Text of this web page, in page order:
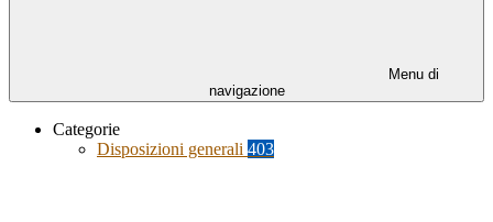
Menu di
navigazione
Categorie
Disposizioni generali 403